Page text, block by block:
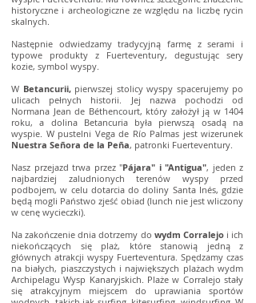
historyczne i archeologiczne ze względu na liczbę rycin
skalnych.
Następnie odwiedzamy tradycyjną farmę z serami i
typowe produkty z Fuerteventury, degustując sery
kozie, symbol wyspy.
W Betancurii,pierwszej stolicy wyspy spacerujemy po
ulicach pełnych historii. Jej nazwa pochodzi od
Normana Jean de Béthencourt, który założył ją w 1404
roku, a dolina Betancuria była pierwszą osadą na
wyspie. W pustelni Vega de Río Palmas jest wizerunek
Nuestra Señora de la Peña, patronki Fuerteventury.
Nasz przejazd trwa przez "Pájara" i "Antigua", jeden z
najbardziej zaludnionych terenów wyspy przed
podbojem, w celu dotarcia do doliny Santa Inés, gdzie
będą mogli Państwo zjeść obiad (lunch nie jest wliczony
w cenę wycieczki).
Na zakończenie dnia dotrzemy do wydm Corralejoi ich
niekończących się plaż, które stanowią jedną z
głównych atrakcji wyspy Fuerteventura. Spędzamy czas
na białych, piaszczystych i największych plażach wydm
Archipelagu Wysp Kanaryjskich. Plaże w Corralejo stały
się atrakcyjnym miejscem do uprawiania sportów